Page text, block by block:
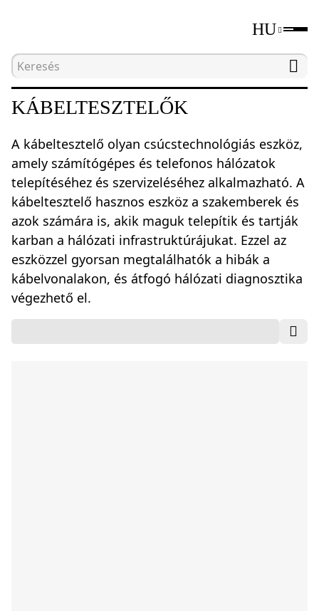
HU
Kezdőlap Hálózati teszteszközök
KÁBELTESZTELŐK
A kábeltesztelő olyan csúcstechnológiás eszköz,
amely számítógépes és telefonos hálózatok
telepítéséhez és szervizeléséhez alkalmazható. A
kábeltesztelő hasznos eszköz a szakemberek és
azok számára is, akik maguk telepítik és tartják
karban a hálózati infrastruktúrájukat. Ezzel az
eszközzel gyorsan megtalálhatók a hibák a
kábelvonalakon, és átfogó hálózati diagnosztika
végezhető el.